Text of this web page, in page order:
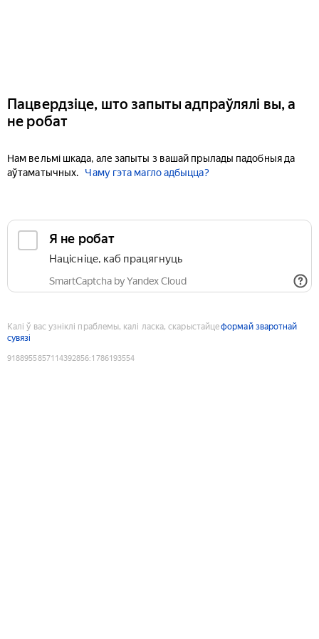
Пацвердзіце, што запыты адпраўлялі вы, а
не робат
Нам вельмі шкада, але запыты з вашай прылады падобныя да
аўтаматычных.
Чаму гэта магло адбыцца?
Я не робат
Націсніце, каб працягнуць
SmartCaptcha by Yandex Cloud
Калі ў вас узніклі праблемы, калі ласка, скарыстайцеформай зваротнай
сувязі
9188955857114392856:1786193554